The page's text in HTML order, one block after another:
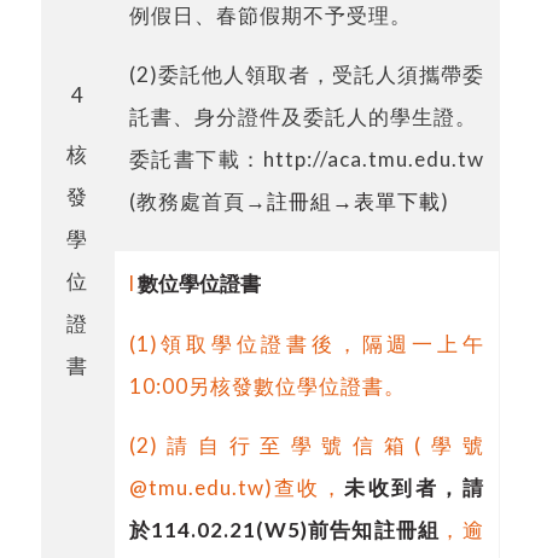
4
核
發
學
位
證
書
例假日、春節假期不予受理。
(2)委託他人領取者，受託人須攜帶委
託書、身分證件及委託人的學生證。
委託書下載： http://aca.tmu.edu.tw
(教務處首頁→註冊組→表單下載)
l數位學位證書
(1)領取學位證書後，隔週一上午
10:00另核發數位學位證書。
(2) 請自行至學號信箱 ( 學號
@tmu.edu.tw)查收，未收到者，請
於114.02.21(W5)前告知註冊組 ，逾